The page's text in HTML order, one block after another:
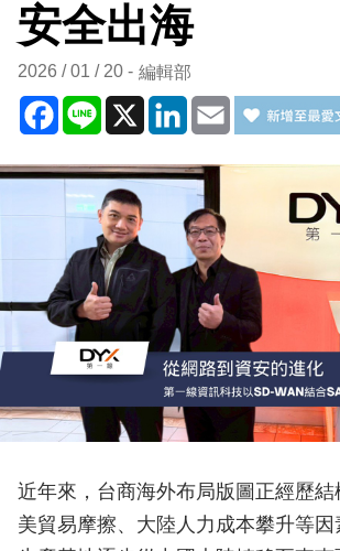
安全出海
2026 / 01 / 20 編輯部
Facebook
Line X LinkedIn
Email
近年來，台商海外布局版圖正經歷結
美貿易摩擦、大陸人力成本攀升等